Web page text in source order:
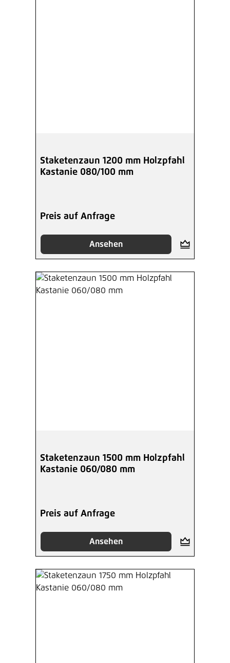
Staketenzaun 1200 mm Holzpfahl
Kastanie 080/100 mm
Preis auf Anfrage
Ansehen
Staketenzaun 1500 mm Holzpfahl
Kastanie 060/080 mm
Preis auf Anfrage
Ansehen